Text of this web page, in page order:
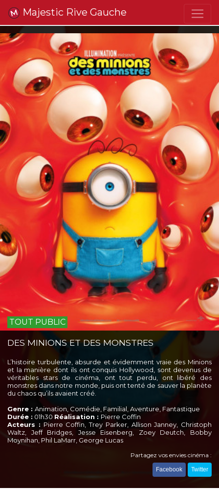
Majestic Rive Gauche
TOUT PUBLIC
DES MINIONS ET DES MONSTRES
L’histoire turbulente, absurde et évidemment vraie des Minions
et la manière dont ils ont conquis Hollywood, sont devenus de
véritables stars de cinéma, ont tout perdu, ont libéré des
monstres dans notre monde, puis ont tenté de sauver la planète
du chaos qu’ils avaient créé.
Genre : Animation, Comédie, Familial, Aventure, Fantastique
Durée : 01h30 Réalisation : Pierre Coffin
Acteurs : Pierre Coffin, Trey Parker, Allison Janney, Christoph
Waltz, Jeff Bridges, Jesse Eisenberg, Zoey Deutch, Bobby
Moynihan, Phil LaMarr, George Lucas
Partagez vos envies cinéma :
Facebook Twitter